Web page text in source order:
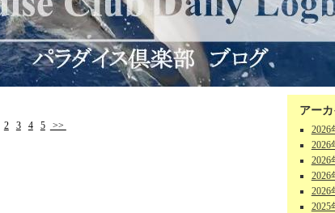
2 3 4 5 >>
アー
2026
2026
2026
2026
2026
2025